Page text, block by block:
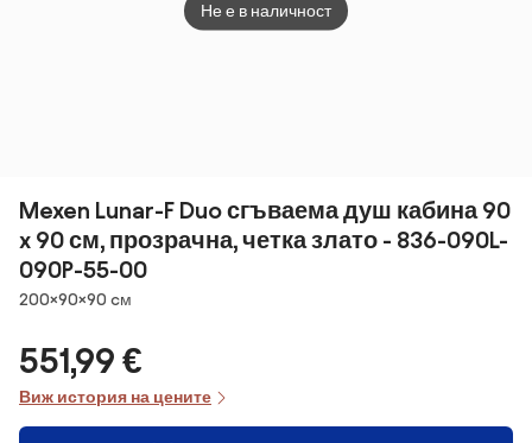
Не е в наличност
Mexen Lunar-F Duo сгъваема душ кабина 90
x 90 см, прозрачна, четка злато - 836-090L-
090P-55-00
Размери
200×90×90 cм
551,99 €
Виж история на цените